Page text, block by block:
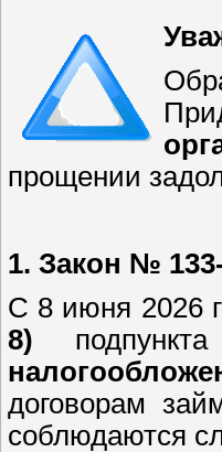
прощении
1. Закон №
С 8 июня 2026
8)
договорам
соблюдаются